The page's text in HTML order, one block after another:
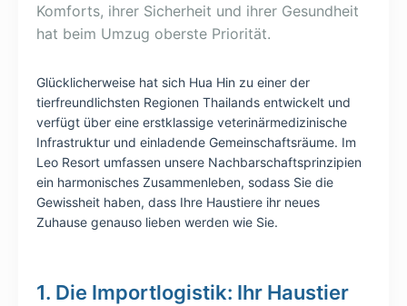
Komforts, ihrer Sicherheit und ihrer Gesundheit
hat beim Umzug oberste Priorität.
Glücklicherweise hat sich Hua Hin zu einer der
tierfreundlichsten Regionen Thailands entwickelt und
verfügt über eine erstklassige veterinärmedizinische
Infrastruktur und einladende Gemeinschaftsräume. Im
Leo Resort umfassen unsere Nachbarschaftsprinzipien
ein harmonisches Zusammenleben, sodass Sie die
Gewissheit haben, dass Ihre Haustiere ihr neues
Zuhause genauso lieben werden wie Sie.
1. Die Importlogistik: Ihr Haustier